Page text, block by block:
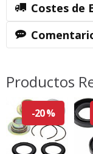
Costes de
Productos
-20 %